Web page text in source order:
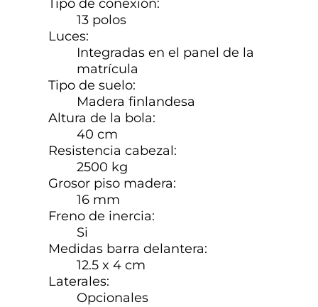
Tipo de conexión:
13 polos
Luces:
Integradas en el panel de la
matrícula
Tipo de suelo:
Madera finlandesa
Altura de la bola:
40 cm
Resistencia cabezal:
2500 kg
Grosor piso madera:
16 mm
Freno de inercia:
Si
Medidas barra delantera:
12.5 x 4 cm
Laterales:
Opcionales